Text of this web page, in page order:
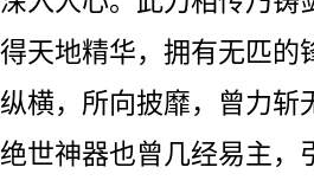
得天地精华，拥有无匹的
纵横，所向披靡，曾力斩
绝世神器也曾几经易主，